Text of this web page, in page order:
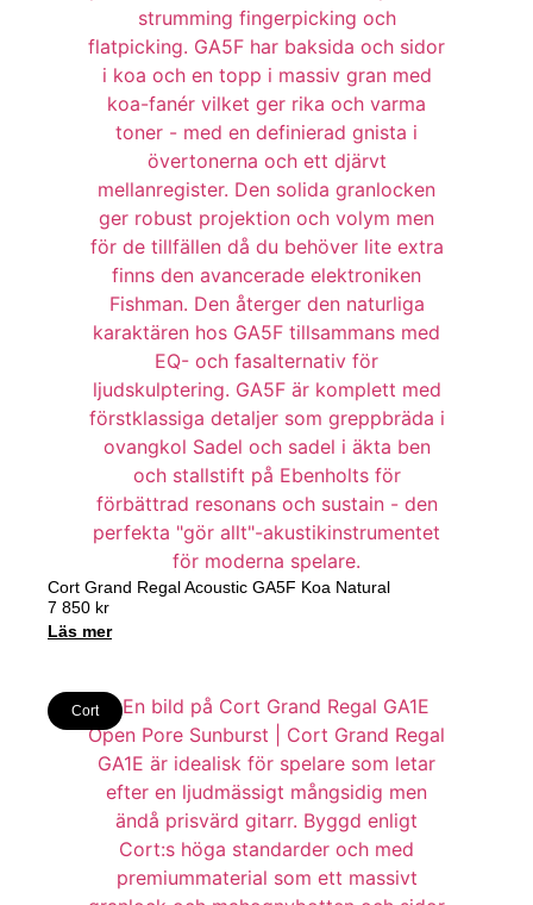
Cort Grand Regal Acoustic GA5F Koa Natural
7 850 kr
Läs mer
Cort